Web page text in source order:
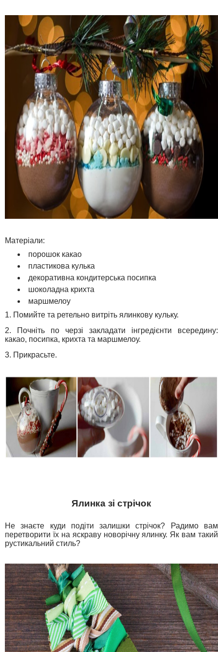
Матеріали:
порошок какао
пластикова кулька
декоративна кондитерська посипка
шоколадна крихта
маршмелоу
1. Помийте та ретельно витріть ялинкову кульку.
2. Почніть по черзі закладати інгредієнти всередину:
какао, посипка, крихта та маршмелоу.
3. Прикрасьте.
Ялинка зі стрічок
Не знаєте куди подіти залишки стрічок? Радимо вам
перетворити їх на яскраву новорічну ялинку. Як вам такий
рустикальний стиль?